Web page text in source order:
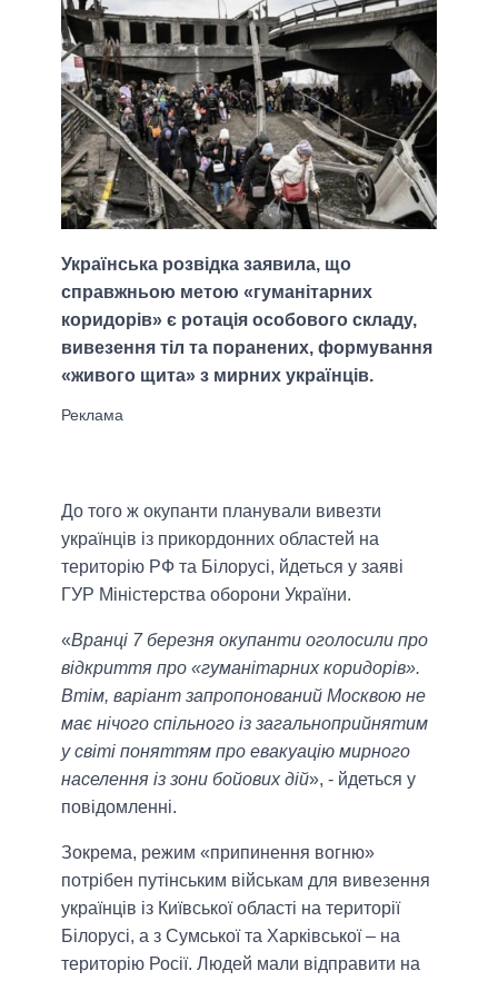
Українська розвідка заявила, що
справжньою метою «гуманітарних
коридорів» є ротація особового складу,
вивезення тіл та поранених, формування
«живого щита» з мирних українців.
До того ж окупанти планували вивезти
українців із прикордонних областей на
територію РФ та Білорусі, йдеться у заяві
ГУР Міністерства оборони України.
«Вранці 7 березня окупанти оголосили про
відкриття про «гуманітарних коридорів».
Втім, варіант запропонований Москвою не
має нічого спільного із загальноприйнятим
у світі поняттям про евакуацію мирного
населення із зони бойових дій», - йдеться у
повідомленні.
Зокрема, режим «припинення вогню»
потрібен путінським військам для вивезення
українців із Київської області на території
Білорусі, а з Сумської та Харківської – на
територію Росії. Людей мали відправити на